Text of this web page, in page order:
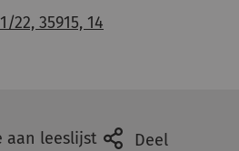
22, 35915, 14
aan leeslijst Deel